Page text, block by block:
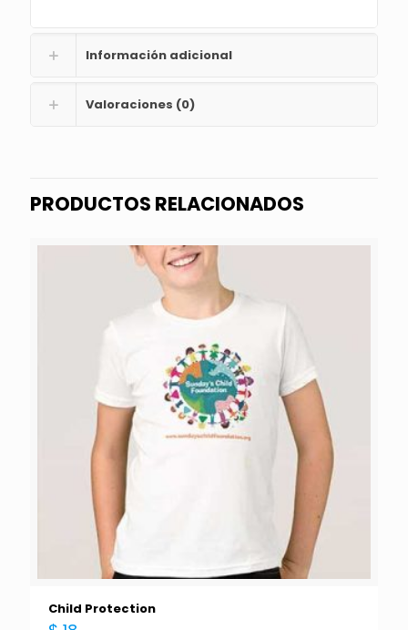
Información adicional
Valoraciones (0)
PRODUCTOS RELACIONADOS
Child Protection